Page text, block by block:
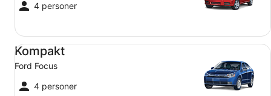
4 personer
Kompakt
Ford Focus
4 personer
Kompakt Ford Focus